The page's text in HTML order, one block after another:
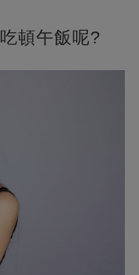
頓午飯呢?